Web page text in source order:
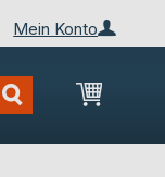
Mein Konto
Mein